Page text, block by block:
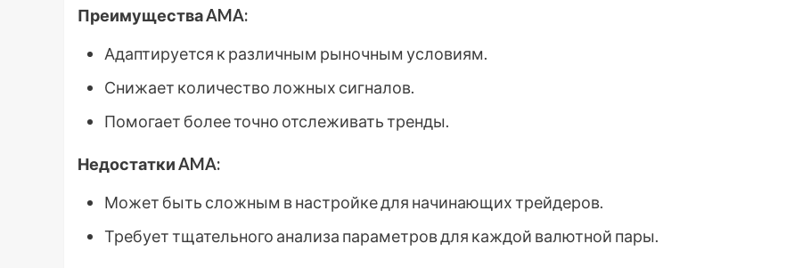
Преимущества AMA:
Адаптируется к различным рыночным условиям.
Снижает количество ложных сигналов.
Помогает более точно отслеживать тренды.
Недостатки AMA:
Может быть сложным в настройке для начинающих трейдеров.
Требует тщательного анализа параметров для каждой валютной пары.